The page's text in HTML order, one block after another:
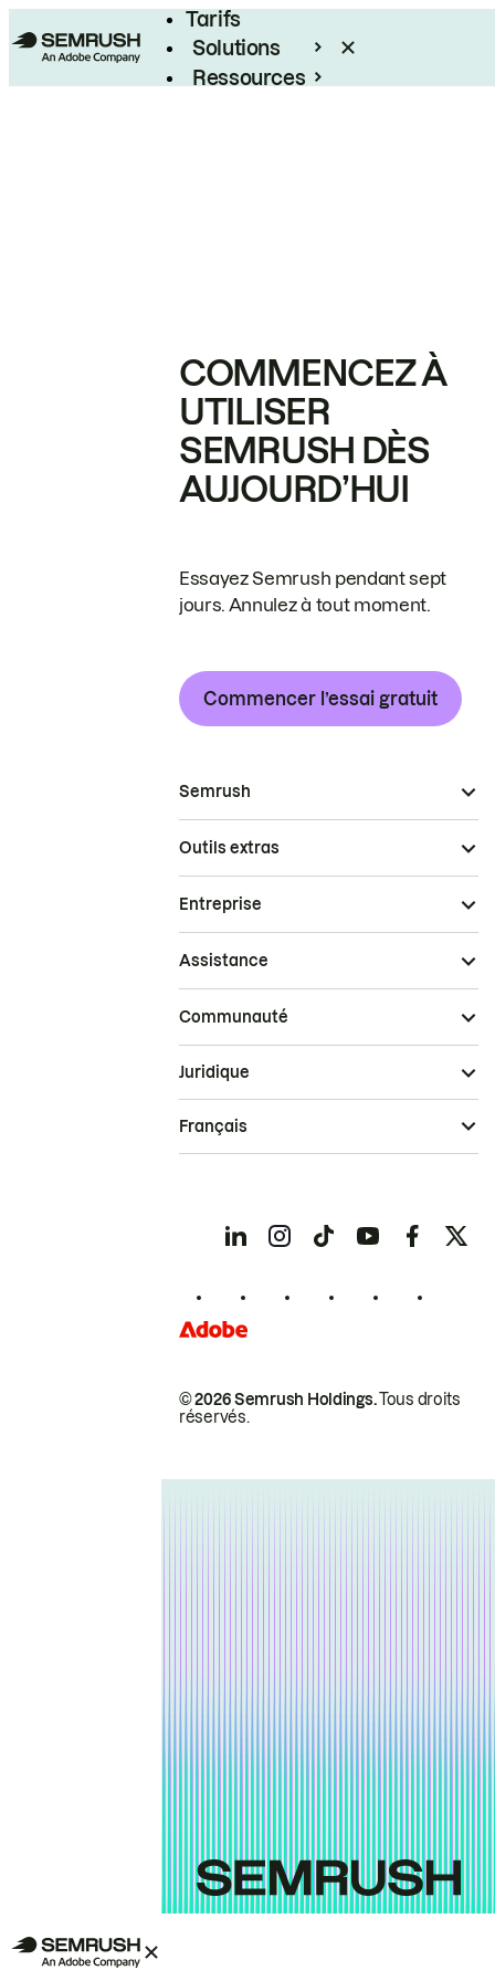
Tarifs
Solutions
Ressources
COMMENCEZ À
UTILISER
SEMRUSH DÈS
AUJOURD’HUI
Essayez Semrush pendant sept
jours. Annulez à tout moment.
Commencer l’essai gratuit
Semrush
Outils extras
Entreprise
Assistance
Communauté
© 2026 Semrush Holdings.Tous droits
réservés.
Juridique
Français